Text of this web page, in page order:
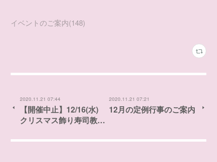
イベントのご案内(148)
2020.11.21 07:44
【開催中止】12/16(水)
クリスマス飾り寿司教…
2020.11.21 07:21
12月の定例行事のご案内